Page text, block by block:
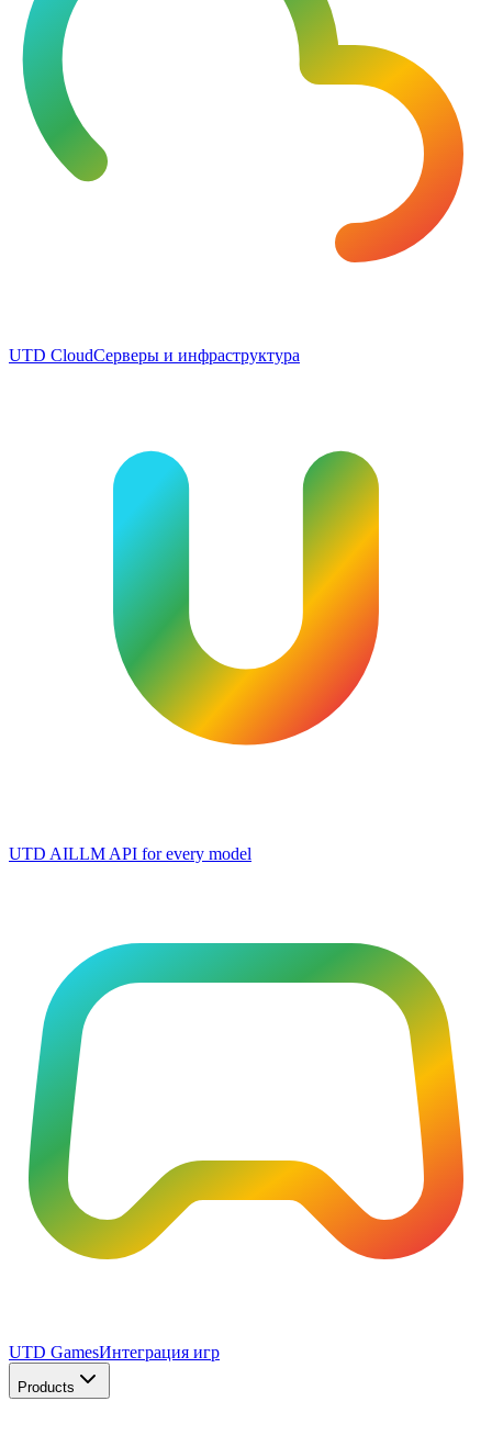
UTD CloudСерверы и инфраструктура
UTD AILLM API for every model
UTD GamesИнтеграция игр
Products